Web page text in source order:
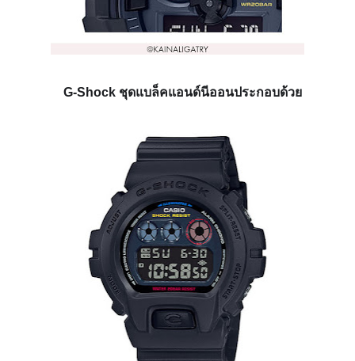
G-Shock ชุดแบล็คแอนด์นีออนประกอบด้วย